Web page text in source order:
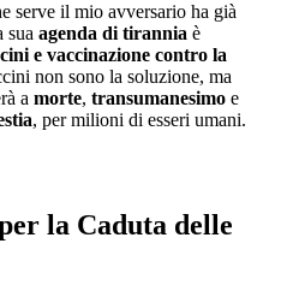
serve il mio avversario ha già
sua agenda di tirannia è
e vaccinazione contro la
non sono la soluzione, ma
a morte, transumanesimo e
, per milioni di esseri umani.
la Caduta delle